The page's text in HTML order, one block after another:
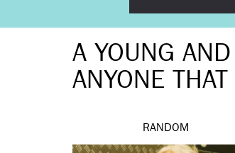
A YOUNG AND
ANYONE THAT
RANDOM